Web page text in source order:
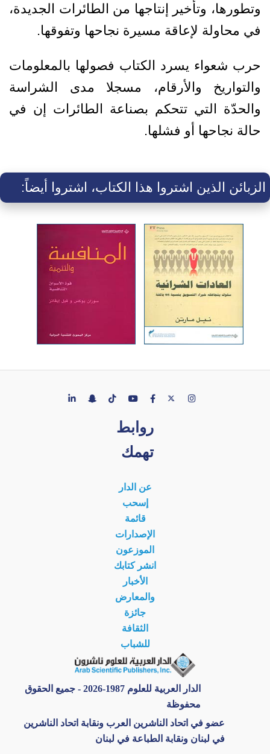
وتطورها، وتأخير إنتاجها من الطائرات الجديدة،
في محاولة لإعاقة مسيرة نجاحها وتفوقها.
حرب شعواء يسرد الكتاب فصولها بالمعلومات
والتواريخ والأرقام، مسجلا مدى الشراسة
والحدّة التي تتحكم بصناعة الطائرات إن في
حالة نجاحها أو فشلها.
الزبائن الذين اشتروا هذا الكتاب، اشتروا أيضاً:
روابط
تهمك
عن الدار
إسحب
قائمة
الإصدارات
الموزعون
انشر كتابك
الأخبار
والمعارض
جائزة
الثقافة
للشباب
الدار العربية للعلوم 1987-2026 - جميع الحقوق
محفوظة
عضو في اتحاد الناشرين العرب ونقابة اتحاد الناشرين
في لبنان ونقابة الطباعة في لبنان